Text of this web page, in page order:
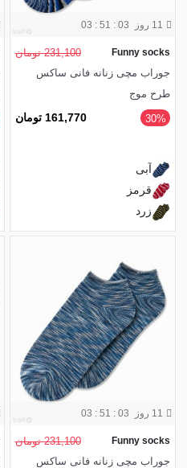
11 روز 03 : 51 : 01
Funny socks
231,100 تومان
جوراب مچی زنانه فانی ساکس
طرح موج
‎30% 161,770 تومان
آبی
قرمز
زرد
11 روز 03 : 51 : 01
Funny socks
231,100 تومان
جوراب مچی زنانه فانی ساکس